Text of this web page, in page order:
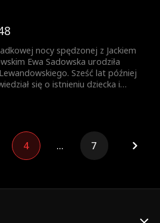
a między nimi zaczęło kiełkować
został oficjalnie uznany przez
– dzięki synowi – zyskała szacunek
dostatnie życie.
nocy spędzonej z Jackiem
Ewa Sadowska urodziła
Sześć lat później
się o istnieniu dziecka i
został oficjalnie uznany przez
– dzięki synowi – zyskała szacunek
dostatnie życie.
4 ... 7